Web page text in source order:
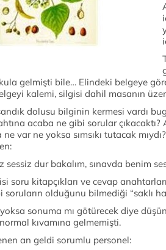
gelmişti bile… Elindeki belgeye
kalemi, silgisi dahil masanın
dolusu bilginin kermesi vardı
acaba ne gibi sorular
ne var ne yoksa sımsıkı tutacak
sessiz dur bakalım, sınavda benim
soru kitapçıkları ve cevap
soruların olduğunu bilmediği “saklı
sonuma mı götürecek diye
kıvamına gelmemişti.
an geldi sorumlu personel: